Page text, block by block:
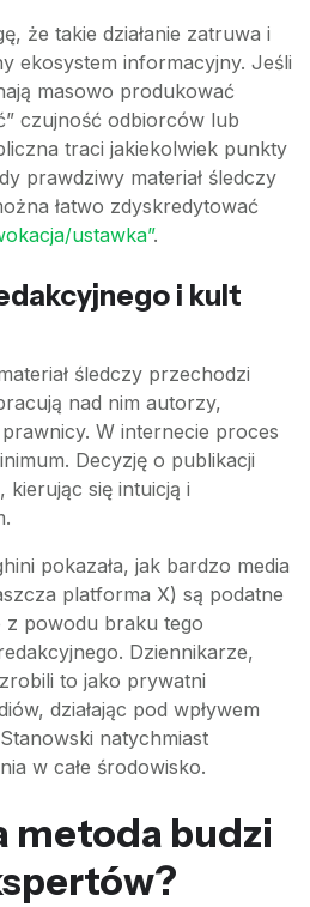
że takie działanie zatruwa i
ekosystem informacyjny. Jeśli
masowo produkować
czujność odbiorców lub
traci jakiekolwiek punkty
prawdziwy materiał śledczy
łatwo zdyskredytować
ustawka”.
i kult
śledczy przechodzi
nad nim autorzy,
W internecie proces
Decyzję o publikacji
kierując się intuicją i
pokazała, jak bardzo media
platforma X) są podatne
z powodu braku tego
Dziennikarze,
to jako prywatni
działając pod wpływem
natychmiast
w całe środowisko.
metoda budzi